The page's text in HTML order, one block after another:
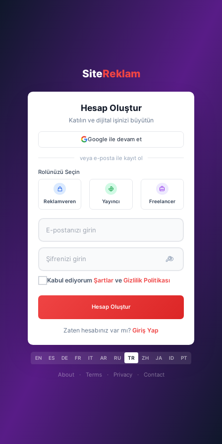
SiteReklam
Hesap Oluştur
Katılın ve dijital işinizi büyütün
Google ile devam et
veya e-posta ile kayıt ol
Rolünüzü Seçin
Reklamveren Yayıncı Freelancer
Kabul ediyorum Şartlarve Gizlilik Politikası
Hesap Oluştur
Zaten hesabınız var mı? Giriş Yap
EN ES DE FR IT AR RU TR ZH JA ID PT
About · Terms · Privacy · Contact